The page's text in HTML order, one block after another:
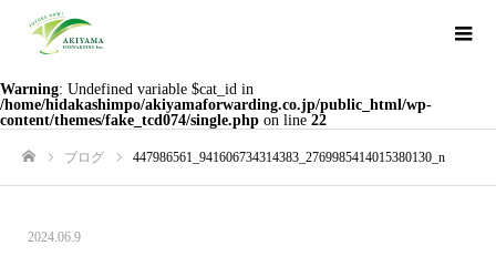
Warning: Undefined variable $cat_id in
/home/hidakashimpo/akiyamaforwarding.co.jp/public_html/wp-
content/themes/fake_tcd074/single.php on line 22
ブログ 447986561_941606734314383_2769985414015380130_n
2024.06.9